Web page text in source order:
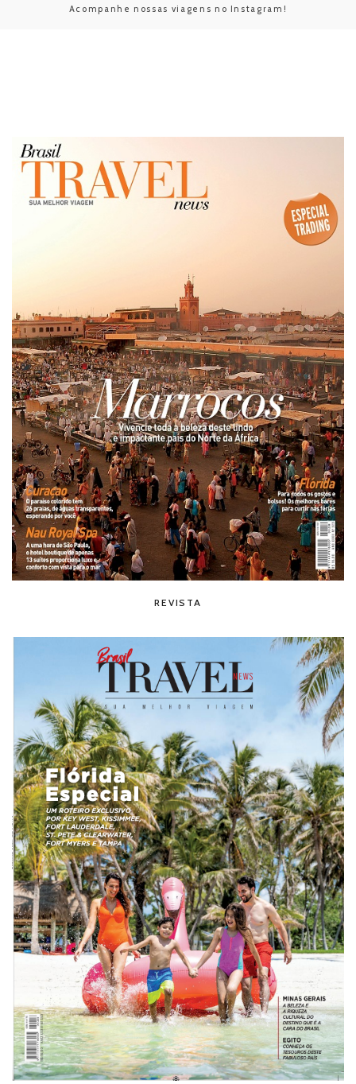
Acompanhe nossas viagens no Instagram!
REVISTA